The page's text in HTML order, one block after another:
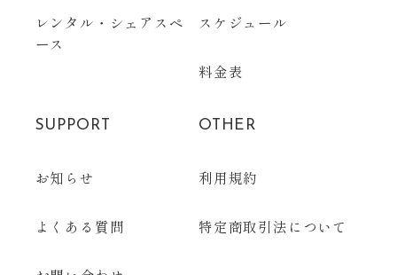
レンタル・シェアスペ
ース
スケジュール
料金表
SUPPORT
お知らせ
よくある質問
OTHER
利用規約
特定商取引法について